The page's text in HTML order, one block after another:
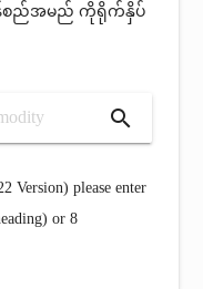
ကုန်စည်အမည် ကိုရိုက်နှိပ်
search
Version) please enter
or 8